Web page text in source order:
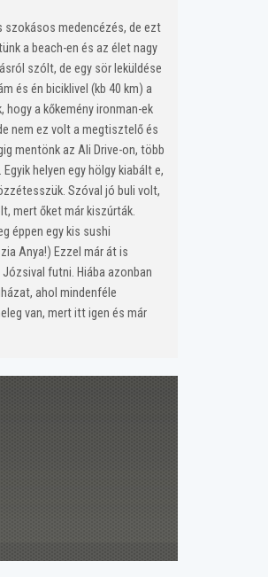
szokásos medencézés, de ezt
a beach-en és az élet nagy
szólt, de egy sör leküldése
és én biciklivel (kb 40 km) a
a kőkemény ironman-ek
nem ez volt a megtisztelő és
mentönk az Ali Drive-on, több
helyen egy hölgy kiabált e,
Szóval jó buli volt,
mert őket már kiszúrták.
éppen egy kis sushi
Anya!) Ezzel már át is
futni. Hiába azonban
ahol mindenféle
van, mert itt igen és már